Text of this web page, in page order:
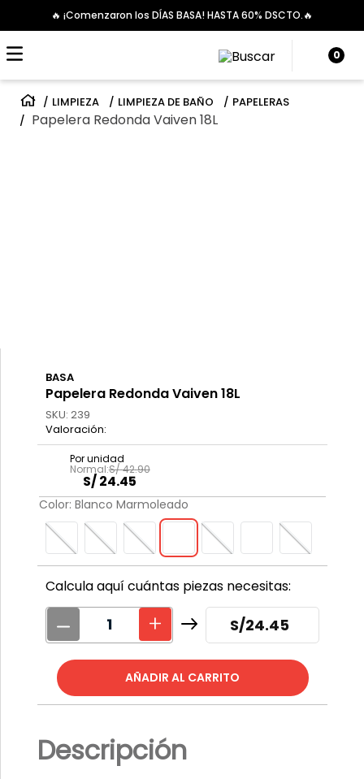
🔥 ¡Comenzaron los DÍAS BASA! HASTA 60% DSCTO.🔥
0
LIMPIEZA LIMPIEZA DE BAÑO PAPELERAS
Papelera Redonda Vaiven 18L
BASA
Papelera Redonda Vaiven 18L
SKU: 239
S/42.90
S/24.45
Color: Blanco Marmoleado
Calcula aquí cuántas piezas necesitas:
S/24.45
Descripción